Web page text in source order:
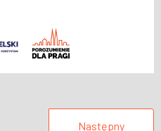
Następny